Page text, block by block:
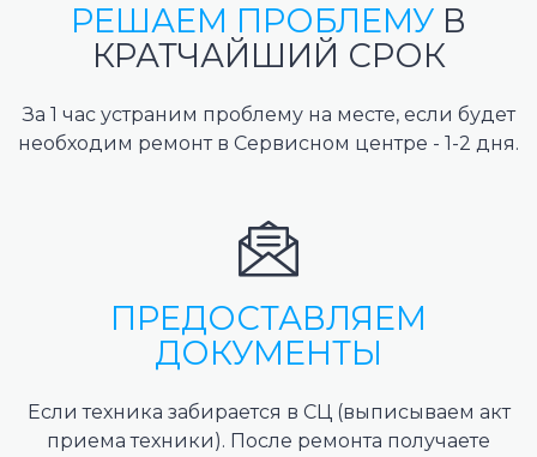
РЕШАЕМ ПРОБЛЕМУ В
КРАТЧАЙШИЙ СРОК
За 1 час устраним проблему на месте, если будет
необходим ремонт в Сервисном центре - 1-2 дня.
ПРЕДОСТАВЛЯЕМ
ДОКУМЕНТЫ
Если техника забирается в СЦ (выписываем акт
приема техники). После ремонта получаете